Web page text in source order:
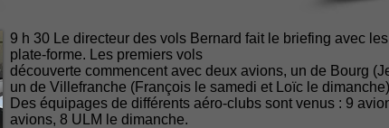
9 h 30 Le directeur des vols Bernard fait le briefing avec
plate-forme. Les premiers vols
découverte commencent avec deux avions, un de Bourg
un de Villefranche (François le samedi et Loïc le
Des équipages de différents aéro-clubs sont venus : 9
avions, 8 ULM le dimanche.